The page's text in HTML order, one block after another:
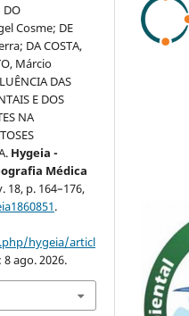
DO
Cosme; DE
DA COSTA,
Márcio
DAS
E DOS
NA
Hygeia -
Médica
18, p. 164–176,
.
hygeia/articl
8 ago. 2026.